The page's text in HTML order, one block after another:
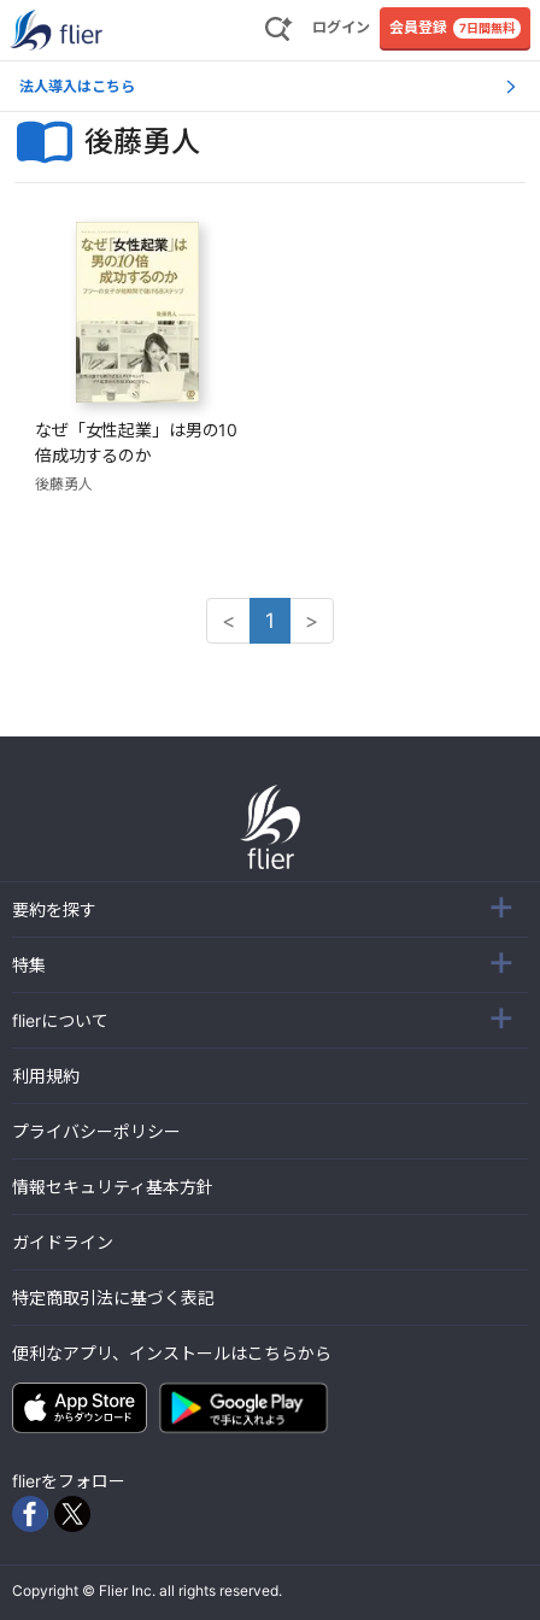
ログイン 会員登録 7日間無料
法人導入はこちら
後藤勇人
なぜ「女性起業」は男の10
倍成功するのか
後藤勇人
< 1 >
要約を探す
特集
flierについて
利用規約
プライバシーポリシー
情報セキュリティ基本方針
ガイドライン
特定商取引法に基づく表記
便利なアプリ、インストールはこちらから
flierをフォロー
Copyright © Flier Inc. all rights reserved.